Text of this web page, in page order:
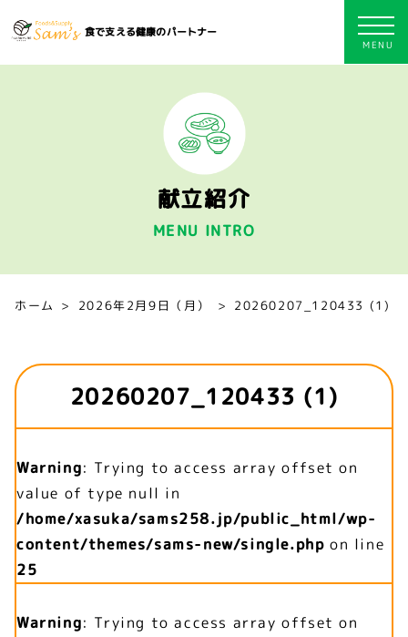
食で支える健康のパートナー
献立紹介
MENU INTRO
ホーム 2026年2月9日（月） 20260207_120433 (1)
20260207_120433 (1)
Warning: Trying to access array offset on
value of type null in
/home/xasuka/sams258.jp/public_html/wp-
content/themes/sams-new/single.php on line
25
Warning: Trying to access array offset on